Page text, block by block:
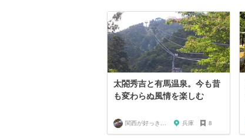
太閤秀吉と有馬温泉。今も昔
も変わらぬ風情を楽しむ
関西が好っきゃねん 兵庫 8